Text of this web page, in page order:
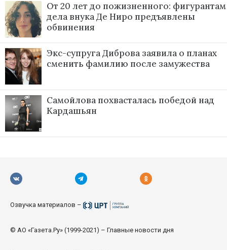
От 20 лет до пожизненного: фигурантам
дела внука Де Ниро предъявлены
обвинения
Экс-супруга Диброва заявила о планах
сменить фамилию после замужества
Самойлова похвасталась победой над
Кардашьян
Озвучка материалов –
© АО «Газета.Ру» (1999-2021) – Главные новости дня